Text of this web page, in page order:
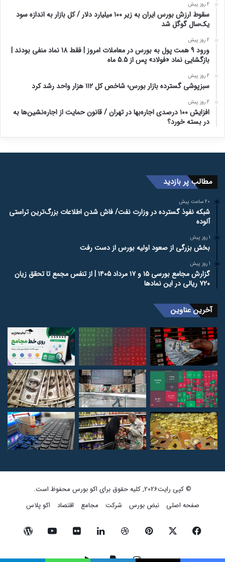
2 روز پیش
سقوط ارزش بورس ایران به زیر ۱۰۰ میلیارد دلار / کل بازار به اندازه سود
یک‌سال گوگل شد
2 روز پیش
ورود 9 همت پول به بورس در معاملات امروز | فقط 18 نماد منفی بودند |
بازگشایی نماد «فولاد» پس از 5.5 ماه
2 روز پیش
سبزپوشی گسترده بازار بورس؛ شاخص کل ۱۱۲ هزار واحد رشد کرد
2 روز پیش
افزایش ۱۰۰ درصدی اجاره‌بها در تهران / قانون حمایت از اجاره‌نشین‌ها به
در بسته خورد؟
مطالب پر بازدید
20 ساعت پیش
شبکه نفوذ گسترده در وزارت نفت/ فاش شدن اطلاعات بزرگ‌ترین تراستی‌
آلوده
1 روز پیش
بخش بزرگی از صعود اولیه بورس از دست رفت
1 روز پیش
گزارش مجامع بورسی ۱۵ و ۱۷ مرداد ۱۴۰۵ | از تنفس مجمع تا تحقق زیان
۷۲۰ ریالی در این نماد‌ها
آخرین عناوین
© کپی رایت2026, کلیه حقوق برای اکو بورس محفوظ است.
صفحه اصلی
نبض بورس شرکت مجامع اقتصاد اکو پلاس
فیسبوک ایکس پینتریستدریبببل لینکداین تصاویر
فلیکر
یوتیوب